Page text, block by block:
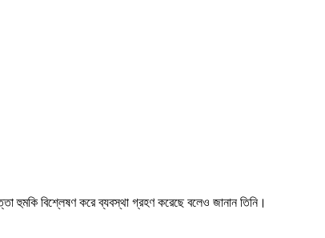
হুমকি বিশ্লেষণ করে ব্যবস্থা গ্রহণ করেছে বলেও জানান তিনি।